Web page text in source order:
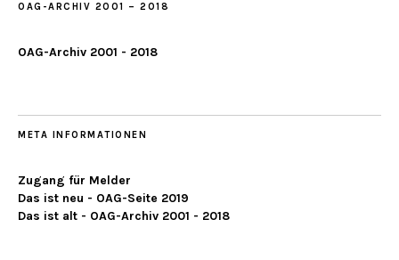
OAG-ARCHIV 2001 – 2018
OAG-Archiv 2001 - 2018
META INFORMATIONEN
Zugang für Melder
Das ist neu - OAG-Seite 2019
Das ist alt - OAG-Archiv 2001 - 2018